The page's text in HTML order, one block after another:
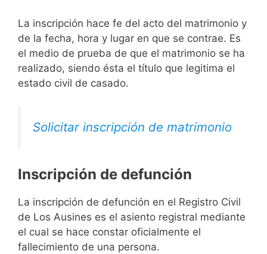
La inscripción hace fe del acto del matrimonio y
de la fecha, hora y lugar en que se contrae. Es
el medio de prueba de que el matrimonio se ha
realizado, siendo ésta el título que legitima el
estado civil de casado.
Solicitar inscripción de matrimonio
Inscripción de defunción
La inscripción de defunción en el Registro Civil
de Los Ausines es el asiento registral mediante
el cual se hace constar oficialmente el
fallecimiento de una persona.